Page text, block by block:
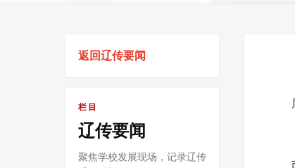
返回辽传要闻
栏目
辽传要闻
聚焦学校发展现场，记录辽传